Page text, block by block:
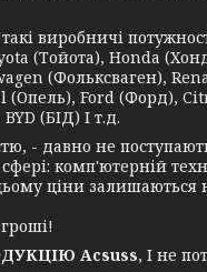
виробничі
(Тойота), Honda
(Фольксваген),
Ford (Форд),
(БІД) І т.д.
- давно не
комп'ютерній
ціни залишаються
Acsuss, І не